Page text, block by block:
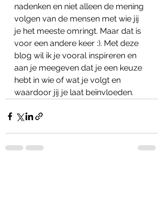
nadenken en niet alleen de mening
volgen van de mensen met wie jij
je het meeste omringt. Maar dat is
voor een andere keer :). Met deze
blog wil ik je vooral inspireren en
aan je meegeven dat je een keuze
hebt in wie of wat je volgt en
waardoor jij je laat beïnvloeden.